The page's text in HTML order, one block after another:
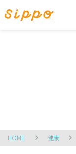
HOME 健康